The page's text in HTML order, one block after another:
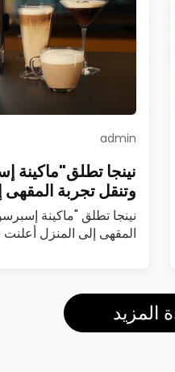
admin
نينجا تطلق"ماكينة
وتنقل تجربة المقهى
نينجا تطلق "ماكينة
المقهى إلى المنزل
المزيد